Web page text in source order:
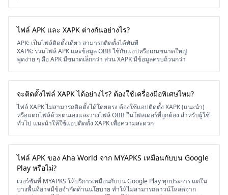
ไฟล์ APK และ XAPK ต่างกันอย่างไร?
APK: เป็นไฟล์ติดตั้งเดี่ยว สามารถติดตั้งได้ทันที
XAPK: รวมไฟล์ APK และข้อมูล OBB ใช้กับแอปหรือเกมขนาดใหญ่
พูดง่าย ๆ คือ APK มีขนาดเล็กกว่า ส่วน XAPK มีข้อมูลครบถ้วนกว่า
จะติดตั้งไฟล์ XAPK ได้อย่างไร? ต้องใช้เครื่องมือพิเศษไหม?
ไฟล์ XAPK ไม่สามารถติดตั้งได้โดยตรง ต้องใช้แอปติดตั้ง XAPK (แนะนำ)
หรือแตกไฟล์ด้วยตนเองและวางไฟล์ OBB ในโฟลเดอร์ที่ถูกต้อง สำหรับผู้ใช้
ทั่วไป แนะนำให้ใช้แอปติดตั้ง XAPK เพื่อความสะดวก
ไฟล์ APK ของ Aha World จาก MYAPKS เหมือนกับบน Google
Play หรือไม่?
เวอร์ชันที่ MYAPKS ให้บริการเหมือนกับบน Google Play ทุกประการ แต่ใน
บางพื้นที่อาจมีข้อจำกัดด้านนโยบาย ทำให้ไม่สามารถดาวน์โหลดจาก